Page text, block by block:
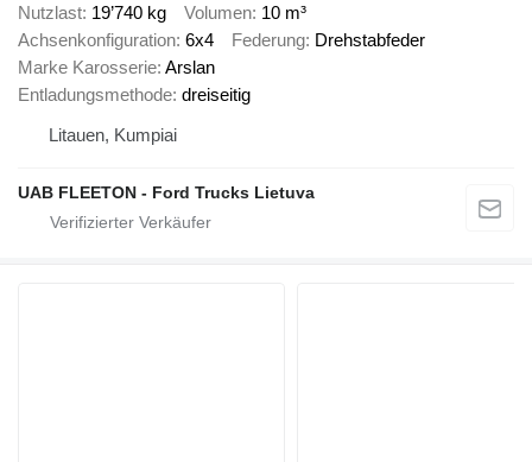
Nutzlast 19’740 kg Volumen 10 m³
Achsenkonfiguration 6x4 Federung Drehstabfeder
Marke Karosserie Arslan
Entladungsmethode dreiseitig
Litauen, Kumpiai
UAB FLEETON - Ford Trucks Lietuva